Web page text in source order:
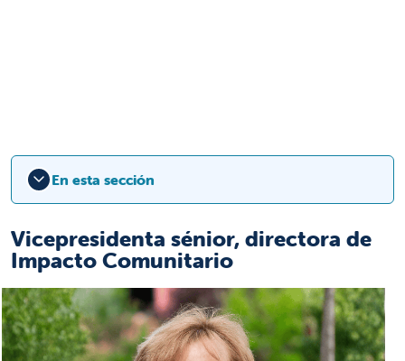
En esta sección
Vicepresidenta sénior, directora de
Impacto Comunitario